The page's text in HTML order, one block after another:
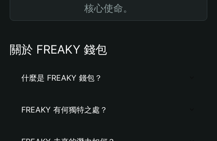
核心使命。
關於 FREAKY 錢包
什麼是 FREAKY 錢包？
FREAKY 有何獨特之處？